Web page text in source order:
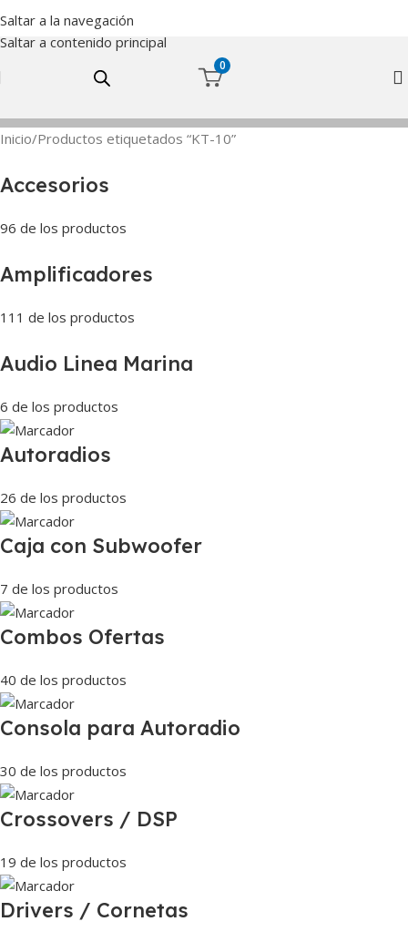
Saltar a la navegación
Saltar a contenido principal
0
Inicio Productos etiquetados “KT-10”
Accesorios
96 de los productos
Amplificadores
111 de los productos
Audio Linea Marina
6 de los productos
Autoradios
26 de los productos
Caja con Subwoofer
7 de los productos
Combos Ofertas
40 de los productos
Consola para Autoradio
30 de los productos
Crossovers / DSP
19 de los productos
Drivers / Cornetas